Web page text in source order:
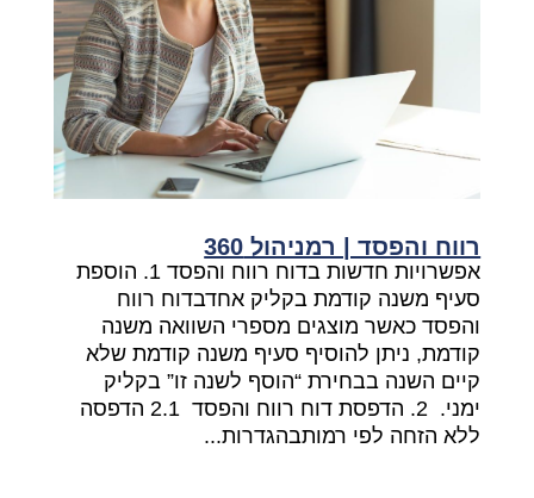
רווח והפסד | רמניהול 360
אפשרויות חדשות בדוח רווח והפסד 1. הוספת
סעיף משנה קודמת בקליק אחדבדוח רווח
והפסד כאשר מוצגים מספרי השוואה משנה
קודמת, ניתן להוסיף סעיף משנה קודמת שלא
קיים השנה בבחירת “הוסף לשנה זו” בקליק
ימני. 2. הדפסת דוח רווח והפסד 2.1 הדפסה
ללא הזחה לפי רמותבהגדרות...